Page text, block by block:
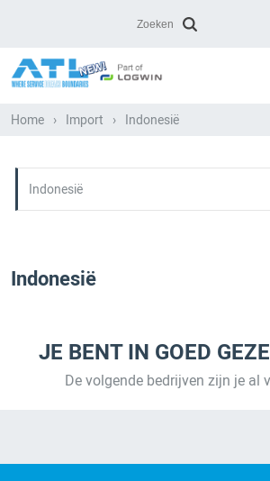
Home › Import › Indonesië
Indonesië
JE BENT IN GOED
De volgende bedrijven zijn je al